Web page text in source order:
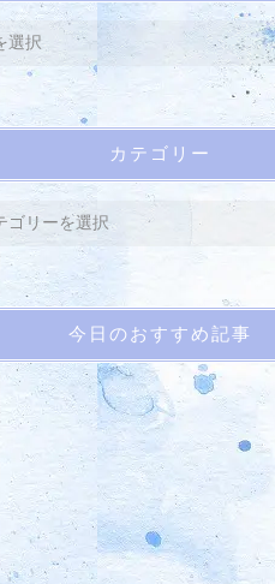
カテゴリー
今日のおすすめ記事